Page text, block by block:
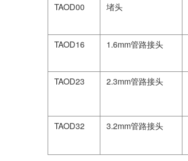
TAOD00 堵头
TAOD16 1.6mm管路接头
TAOD23 2.3mm管路接头
TAOD32 3.2mm管路接头